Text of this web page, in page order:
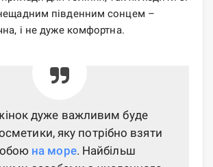
південним сонцем –
і не дуже комфортна.
дуже важливим буде
яку потрібно взяти
на море. Найбільш